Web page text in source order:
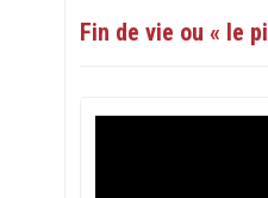
Fin de vie ou « le